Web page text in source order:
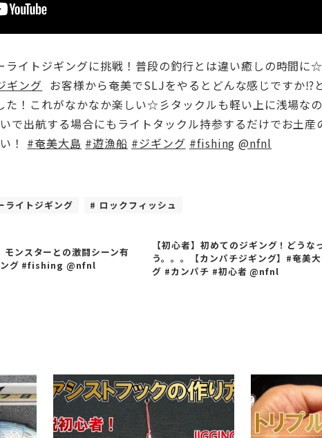
ライトジギングに挑戦！普段の釣行とは違い癒しの時間に
ギング
お客様から奄美でSLJをやるとどんな感じですか⁉︎
！これがなかなか楽しい☆彡タックルも軽い上に浅場な
で出航する場合にもライトタックル持参するだけでお土産
！ #奄美大島 #遊漁船 #ジギング #fishing @nfnl
ライトジギング ロックフィッシュ
ンスターとの激闘シーン有
ング #fishing @nfnl
【初心者】初めてのジギング！どうな
う。。。【カンパチジギング】#奄美
グ #カンパチ #初心者 @nfnl